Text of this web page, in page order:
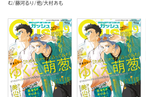
む 藤河るり 他 大村あも